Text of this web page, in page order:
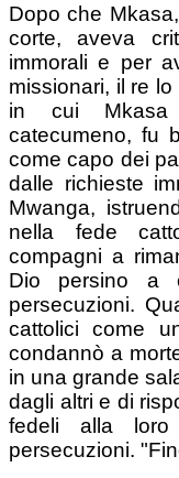
Dopo che
corte, aveva
immorali e per
missionari, il re
in cui Mkasa
catecumeno, fu
come capo dei
dalle richieste
Mwanga,
nella fede
compagni a
Dio persino a
persecuzioni.
cattolici come
condannò a
in una grande
dagli altri e di
fedeli alla
persecuzioni.